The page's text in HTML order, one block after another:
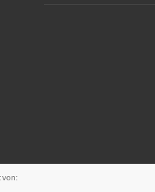
von: